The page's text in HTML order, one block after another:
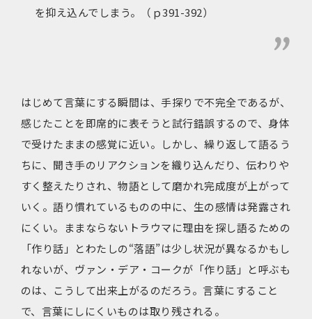
を抑え込んでしまう。（ｐ391-392）
はじめて言葉にする瞬間は、手探りで不完全であるが、
感じたことを即席的に表そうと試行錯誤するので、身体
で受けたままの感覚に近い。しかし、繰り返して語るう
ちに、聞き手のリアクションを織り込んだり、伝わりや
すく整えたりされ、物語として磨かれ完成度が上がって
いく。語り慣れているものの中に、生の感情は発露され
にくい。ままならないトラウマに理由を探し語るための
「作り話」とわたしの“落語”は少し状況が異なるかもし
れないが、ヴァン・デア・コークが「作り話」と呼ぶも
のは、こうして出来上がるのだろう。言葉にすること
で、言葉にしにくいものは取り残される。